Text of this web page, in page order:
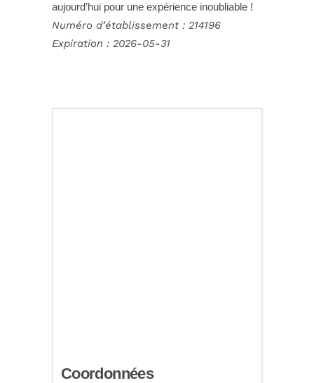
aujourd’hui pour une expérience inoubliable !
Numéro d’établissement : 214196
Expiration : 2026-05-31
Coordonnées